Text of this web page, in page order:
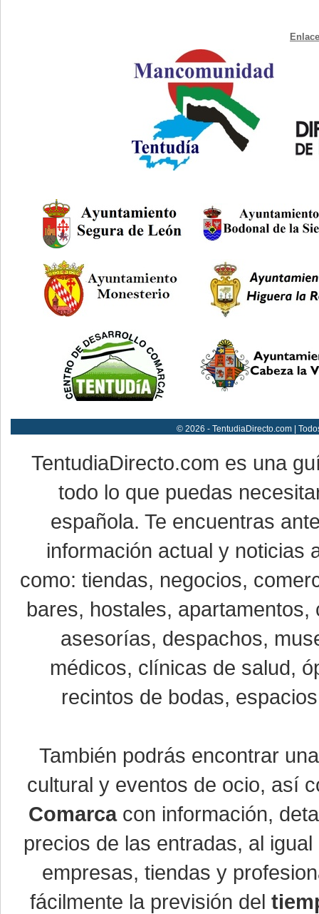
© 2026 - TentudiaDirecto.com |
TentudiaDirecto.com es una
todo lo que puedas
española. Te encuentras
información actual y noticias
como: tiendas, negocios,
bares, hostales,
asesorías, despachos,
médicos, clínicas de salud,
recintos de bodas,
También podrás encontrar
cultural y eventos de ocio, así
Comarcacon información,
precios de las entradas, al
empresas, tiendas y
fácilmente la previsión del